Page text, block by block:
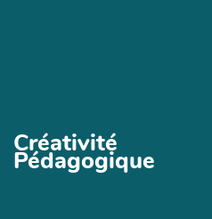
Créativité
Pédagogique